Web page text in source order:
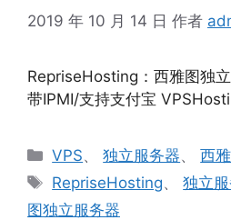
2019 年 10 月 14 日 作者
RepriseHosting：西雅图独
带IPMI/支持支付宝
分
类
VPS、独立服务器、西
标
签
RepriseHosting、独立
图独立服务器